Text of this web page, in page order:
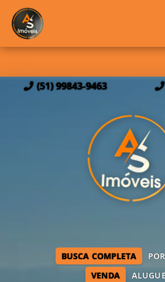
(51) 99843-9463
VENDA
BUSCA COMPLETA